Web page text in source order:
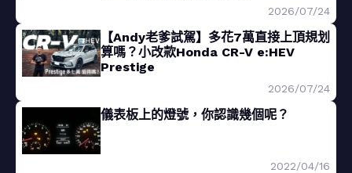
2026/07/24
【Andy老爹試駕】多花7萬直接上頂規划
算嗎？小改款Honda CR-V e:HEV
Prestige
2026/07/24
儀表板上的燈號，你認識幾個呢？
2022/04/16